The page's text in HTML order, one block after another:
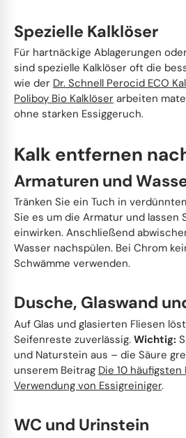
Spezielle Kalklöser
Für hartnäckige Ablagerungen
sind spezielle Kalklöser oft die
wie der Dr. Schnell Perocid ECO
Poliboy Bio Kalklöser arbeiten
ohne starken Essiggeruch.
Kalk entfernen
Armaturen und
Tränken Sie ein Tuch in
Sie es um die Armatur und lassen
einwirken. Anschließend
Wasser nachspülen. Bei Chrom
Schwämme verwenden.
Dusche, Glaswand
Auf Glas und glasierten Fliesen
Seifenreste zuverlässig. Wichtig:
und Naturstein aus – die Säure
unserem Beitrag Die 10
Verwendung von Essigreiniger.
WC und Urinstein